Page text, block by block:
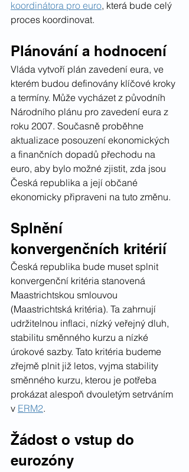
koordinátora pro euro, která bude celý
proces koordinovat.
Plánování a hodnocení
Vláda vytvoří plán zavedení eura, ve
kterém budou definovány klíčové kroky
a termíny. Může vycházet z původníh
Národního plánu pro zavedení eura z
roku 2007. Současně proběhne
aktualizace posouzení ekonomických
a finančních dopadů přechodu na
euro, aby bylo možné zjistit, zda jsou
Česká republika a její občané
ekonomicky připraveni na tuto změnu.
Splnění
konvergenčních kritérií
Česká republika bude muset splnit
konvergenční kritéria stanovená
Maastrichtskou smlouvou
(Maastrichtská kritéria). Ta zahrnují
udržitelnou inflaci, nízký veřejný dluh,
stabilitu směnného kurzu a nízké
úrokové sazby. Tato kritéria budeme
zřejmě plnit již letos, vyjma stability
směnného kurzu, kterou je potřeba
prokázat alespoň dvouletým setrváním
v ERM2.
Žádost o vstup do
eurozóny